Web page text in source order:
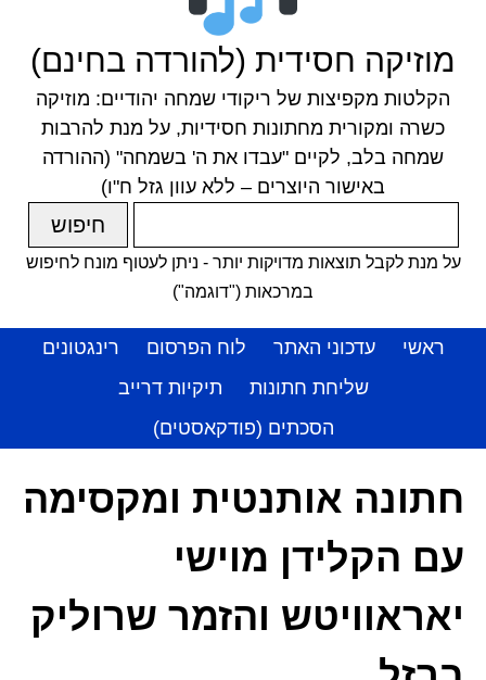
מוזיקה חסידית (להורדה בחינם)
הקלטות מקפיצות של ריקודי שמחה יהודיים: מוזיקה
כשרה ומקורית מחתונות חסידיות, על מנת להרבות
שמחה בלב, לקיים "עבדו את ה' בשמחה" (ההורדה
באישור היוצרים – ללא עוון גזל ח"ו)
על מנת לקבל תוצאות מדויקות יותר - ניתן לעטוף מונח לחיפוש
במרכאות ("דוגמה")
ראשי עדכוני האתר לוח הפרסום
רינגטונים
שליחת חתונות
תיקיות דרייב
הסכתים (פודקאסטים)
חתונה אותנטית ומקסימה
עם הקלידן מוישי
יאראוויטש והזמר שרוליק